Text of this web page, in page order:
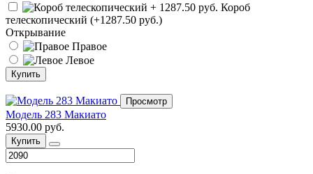
Короб
телескопический (+1287.50 руб.)
Открывание
Правое
Левое
Купить
Просмотр
Модель 283 Макиато
5930.00 руб.
Купить